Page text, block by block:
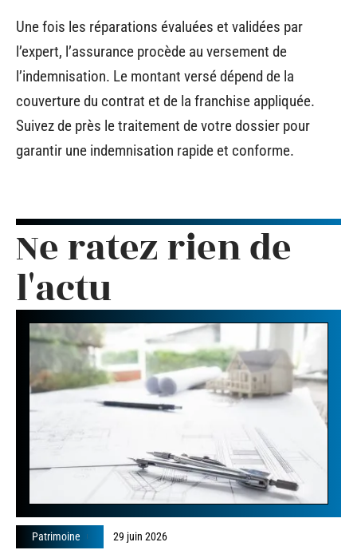
Une fois les réparations évaluées et validées par
l’expert, l’assurance procède au versement de
l’indemnisation. Le montant versé dépend de la
couverture du contrat et de la franchise appliquée.
Suivez de près le traitement de votre dossier pour
garantir une indemnisation rapide et conforme.
Ne ratez rien de
l'actu
Patrimoine 29 juin 2026